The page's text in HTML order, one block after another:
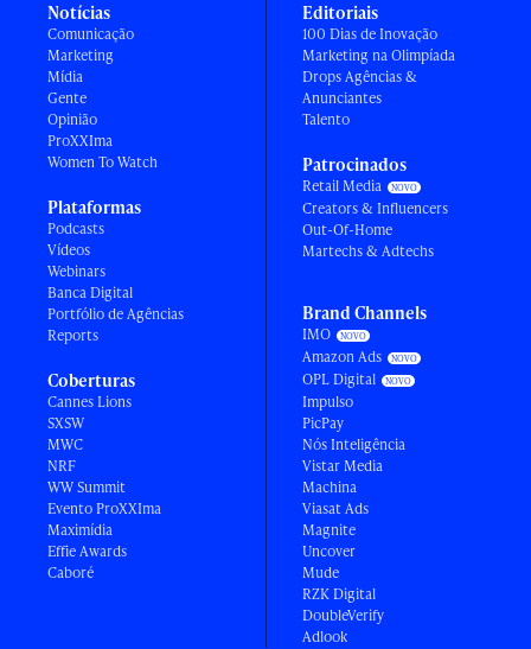
Notícias
Comunicação
Marketing
Mídia
Gente
Opinião
ProXXIma
Women To Watch
Plataformas
Podcasts
Vídeos
Webinars
Banca Digital
Portfólio de Agências
Reports
Coberturas
Cannes Lions
SXSW
MWC
NRF
WW Summit
Evento ProXXIma
Maximídia
Effie Awards
Caboré
Editoriais
100 Dias de Inovação
Marketing na Olimpíada
Drops Agências &
Anunciantes
Talento
Patrocinados
Retail Media
Creators & Influencers
Out-Of-Home
Martechs & Adtechs
Brand Channels
IMO
Amazon Ads
OPL Digital
Impulso
PicPay
Nós Inteligência
Vistar Media
Machina
Viasat Ads
Magnite
Uncover
Mude
RZK Digital
DoubleVerify
Adlook